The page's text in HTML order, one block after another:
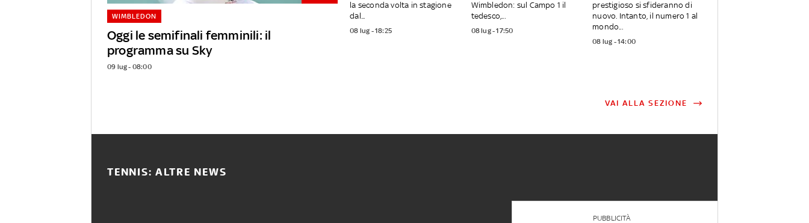
Oggi le semifinali femminili: il
programma su Sky
WIMBLEDON
09 lug - 08:00
la seconda volta in stagione
dal...
08 lug - 18:25
Wimbledon: sul Campo 1 il
tedesco,...
08 lug - 17:50
prestigioso si sfideranno di
nuovo. Intanto, il numero 1 al
mondo...
08 lug - 14:00
VAI ALLA SEZIONE
TENNIS: ALTRE NEWS
PUBBLICITÀ